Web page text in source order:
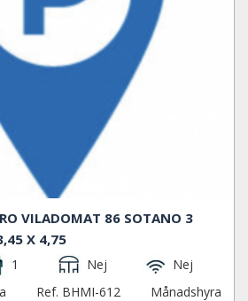
VILADOMAT 86 SOTANO 3
X 4,75
1 Nej
Nej
Ref. BHMI-612 Månadshyra